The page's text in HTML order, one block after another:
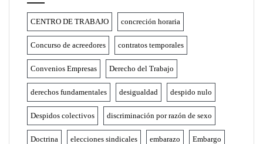
CENTRO DE TRABAJO concreción horaria
Concurso de acreedores contratos temporales
Convenios Empresas Derecho del Trabajo
derechos fundamentales desigualdad despido nulo
Despidos colectivos discriminación por razón de sexo
Doctrina elecciones sindicales embarazo Embargo